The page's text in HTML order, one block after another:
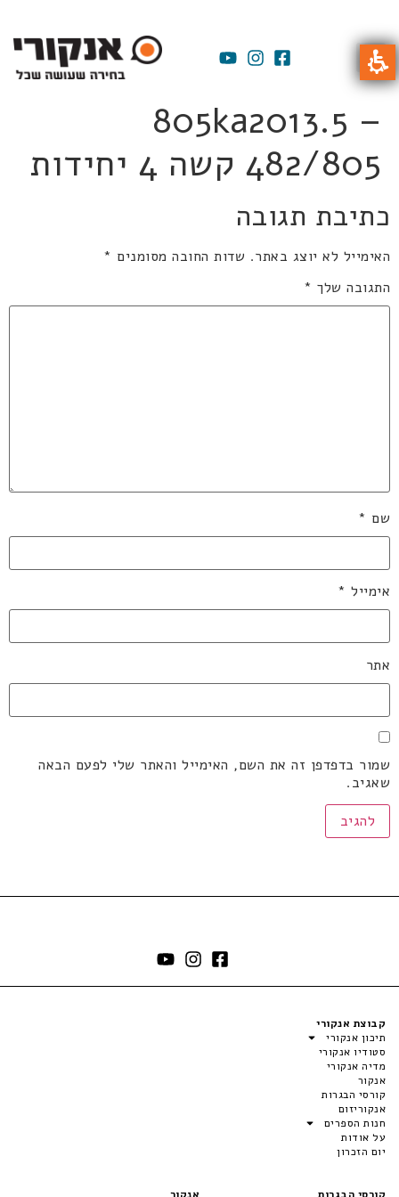
805ka2013.5 –
482/805 קשה 4 יחידות
כתיבת תגובה
האימייל לא יוצג באתר. שדות החובה מסומנים *
התגובה שלך *
שם *
אימייל *
אתר
שמור בדפדפן זה את השם, האימייל והאתר שלי לפעם הבאה
שאגיב.
קבוצת אנקורי
תיכון אנקורי
סטודיו אנקורי
מדיה אנקורי
אנקור
קורסי הבגרות
אנקוריזום
חנות הספרים
על אודות
יום הזכרון